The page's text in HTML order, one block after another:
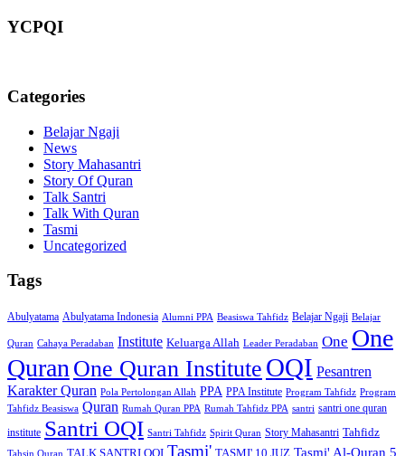
YCPQI
Categories
Belajar Ngaji
News
Story Mahasantri
Story Of Quran
Talk Santri
Talk With Quran
Tasmi
Uncategorized
Tags
Abulyatama Abulyatama Indonesia Alumni PPA Beasiswa Tahfidz Belajar Ngaji Belajar
Quran Cahaya Peradaban Institute Keluarga Allah Leader Peradaban One One
Quran One Quran Institute OQI Pesantren
Karakter Quran Pola Pertolongan Allah PPA PPA Institute Program Tahfidz Program
Tahfidz Beasiswa Quran Rumah Quran PPA Rumah Tahfidz PPA santri santri one quran
institute Santri OQI Santri Tahfidz Spirit Quran Story Mahasantri Tahfidz
Tahsin Quran TALK SANTRI OQI Tasmi' TASMI' 10 JUZ Tasmi' Al-Quran 5